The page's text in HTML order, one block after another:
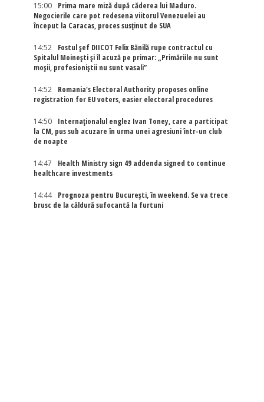
15:00
Prima mare miză după căderea lui Maduro.
Negocierile care pot redesena viitorul Venezuelei au
început la Caracas, proces susținut de SUA
14:52
Fostul șef DIICOT Felix Bănilă rupe contractul cu
Spitalul Moinești și îl acuză pe primar: „Primăriile nu sunt
moșii, profesioniștii nu sunt vasali”
14:52
Romania's Electoral Authority proposes online
registration for EU voters, easier electoral procedures
14:50
Internaţionalul englez Ivan Toney, care a participat
la CM, pus sub acuzare în urma unei agresiuni într-un club
de noapte
14:47
Health Ministry sign 49 addenda signed to continue
healthcare investments
14:44
Prognoza pentru București, în weekend. Se va trece
brusc de la căldură sufocantă la furtuni